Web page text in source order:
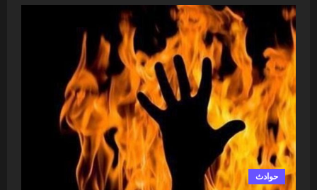
حوادث